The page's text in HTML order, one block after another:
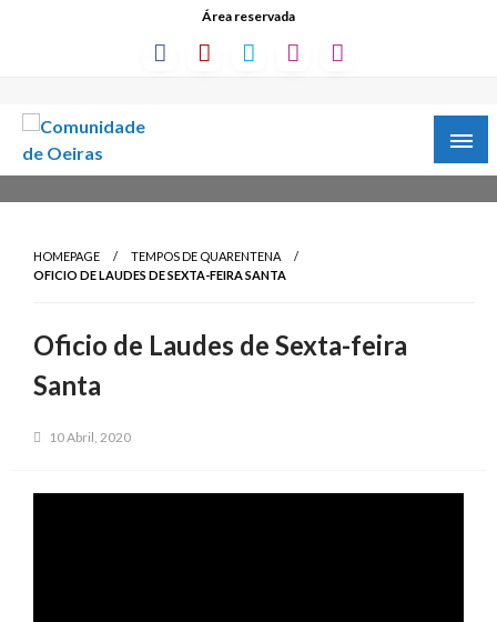
Área reservada
HOMEPAGE
TEMPOS DE QUARENTENA
OFICIO DE LAUDES DE SEXTA-FEIRA SANTA
Oficio de Laudes de Sexta-feira
Santa
10 Abril, 2020